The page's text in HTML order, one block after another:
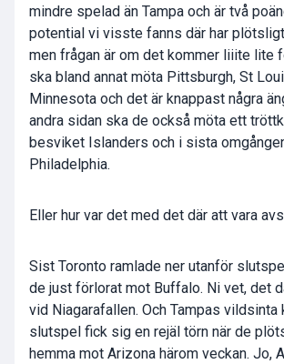
mindre spelad än Tampa och är två
potential vi visste fanns där har
men frågan är om det kommer liiite lite
ska bland annat möta Pittsburgh, St
Minnesota och det är knappast några
andra sidan ska de också möta ett
besviket Islanders och i sista
Philadelphia.
Eller hur var det med det där att vara
Sist Toronto ramlade ner utanför
de just förlorat mot Buffalo. Ni vet, det
vid Niagarafallen. Och Tampas vildsinta
slutspel fick sig en rejäl törn när de
hemma mot Arizona härom veckan. Jo,